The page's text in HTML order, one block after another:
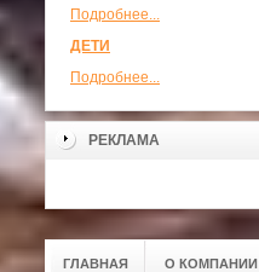
Подробнее...
ДЕТИ
Подробнее...
РЕКЛАМА
ГЛАВНАЯ О КОМПАНИИ